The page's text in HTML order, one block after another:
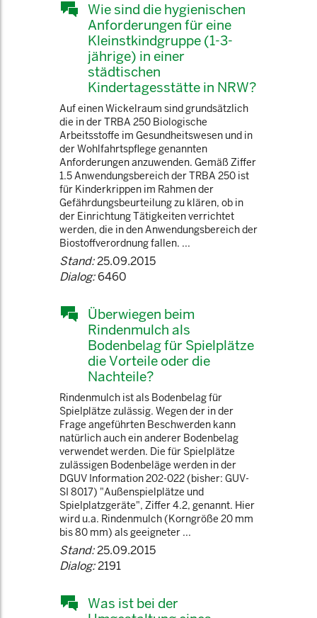
Wie sind die hygienischen
Anforderungen für eine
Kleinstkindgruppe (1-3-
jährige) in einer
städtischen
Kindertagesstätte in NRW?
Auf einen Wickelraum sind grundsätzlich
die in der TRBA 250 Biologische
Arbeitsstoffe im Gesundheitswesen und in
der Wohlfahrtspflege genannten
Anforderungen anzuwenden. Gemäß Ziffer
1.5 Anwendungsbereich der TRBA 250 ist
für Kinderkrippen im Rahmen der
Gefährdungsbeurteilung zu klären, ob in
der Einrichtung Tätigkeiten verrichtet
werden, die in den Anwendungsbereich der
Biostoffverordnung fallen. ...
Stand:25.09.2015
Dialog:6460
Überwiegen beim
Rindenmulch als
Bodenbelag für Spielplätze
die Vorteile oder die
Nachteile?
Rindenmulch ist als Bodenbelag für
Spielplätze zulässig. Wegen der in der
Frage angeführten Beschwerden kann
natürlich auch ein anderer Bodenbelag
verwendet werden. Die für Spielplätze
zulässigen Bodenbeläge werden in der
DGUV Information 202-022 (bisher: GUV-
SI 8017) "Außenspielplätze und
Spielplatzgeräte", Ziffer 4.2, genannt. Hier
wird u.a. Rindenmulch (Korngröße 20 mm
bis 80 mm) als geeigneter ...
Stand:25.09.2015
Dialog:2191
Was ist bei der